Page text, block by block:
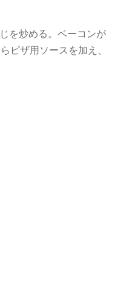
を炒める。ベーコンが
ピザ用ソースを加え、